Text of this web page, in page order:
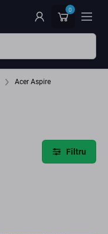
0
Acer Aspire
Filtru